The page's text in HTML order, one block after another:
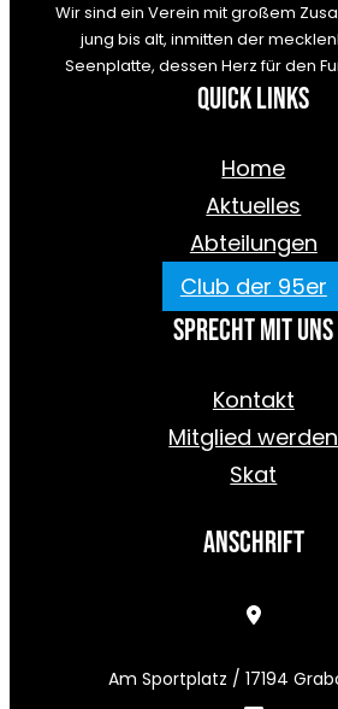
Wir sind ein Verein mit großem
jung bis alt, inmitten der
Seenplatte, dessen Herz für den
Quick Links
Home
Aktuelles
Abteilungen
Club der 95er
Sprecht mit uns
Kontakt
Mitglied werden
Skat
Anschrift
Am Sportplatz / 17194